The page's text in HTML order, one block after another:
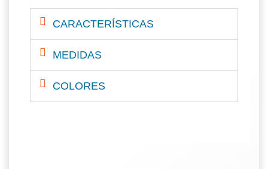
CARACTERÍSTICAS
MEDIDAS
COLORES